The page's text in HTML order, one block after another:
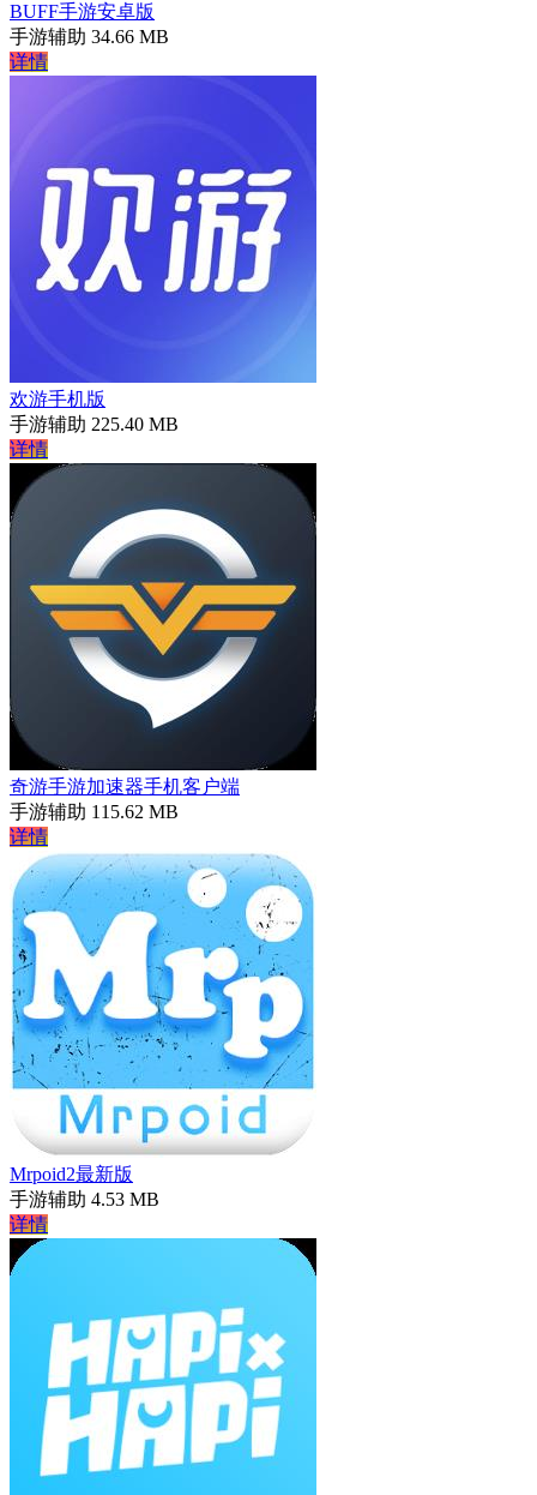
BUFF手游安卓版
手游辅助 34.66 MB
详情
欢游手机版
手游辅助 225.40 MB
详情
奇游手游加速器手机客户端
手游辅助 115.62 MB
详情
Mrpoid2最新版
手游辅助 4.53 MB
详情